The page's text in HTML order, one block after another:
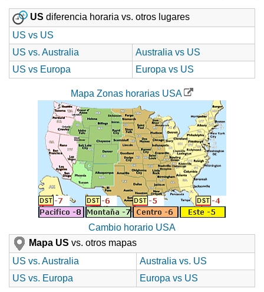
US diferencia horaria vs. otros lugares
US vs US
US vs. Australia
Australia vs US
US vs Europa
Europa vs US
Mapa Zonas horarias USA
Cambio horario USA
Mapa US vs. otros mapas
US vs. Australia
Australia vs. US
US vs. Europa
Europa vs US